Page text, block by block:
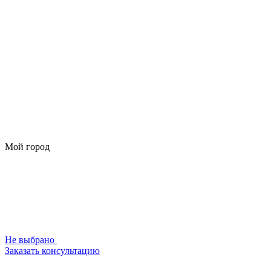
Мой город
Не выбрано
Заказать консультацию